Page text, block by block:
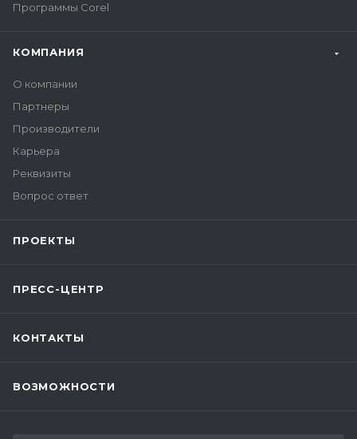
Программы Corel
КОМПАНИЯ
О компании
Партнеры
Производители
Карьера
Реквизиты
Вопрос ответ
ПРОЕКТЫ
ПРЕСС-ЦЕНТР
КОНТАКТЫ
ВОЗМОЖНОСТИ